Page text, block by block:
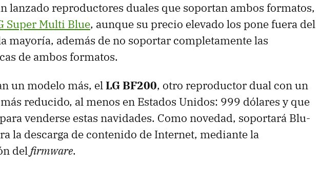
lanzado reproductores duales que soportan ambos formatos,
Super Multi Blue, aunque su precio elevado los pone fuera del
mayoría, además de no soportar completamente las
de ambos formatos.
un modelo más, elLG BF200, otro reproductor dual con un
reducido, al menos en Estados Unidos: 999 dólares y que
venderse estas navidades. Como novedad, soportará Blu-
la descarga de contenido de Internet, mediante la
delfirmware.